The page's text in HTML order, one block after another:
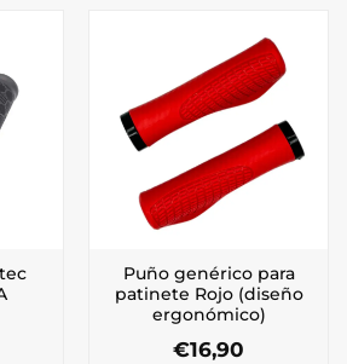
Puño genérico para
patinete Rojo (diseño
ergonómico)
€16,90